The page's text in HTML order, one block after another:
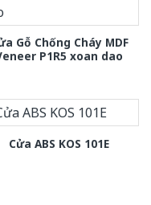
Gỗ Chống Cháy MDF
P1R5 xoan dao
Cửa ABS KOS 101E